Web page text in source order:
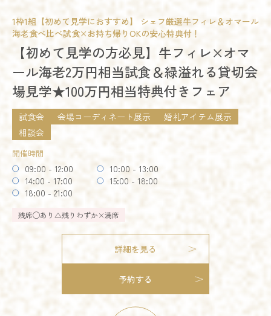
模擬挙式 模擬披露宴
試食会
会場コーディネート展示
婚礼アイテム展示
相談会
お得なご来館特典プレゼント
開催時間
09:00 - 12:00
10:00 - 13:00
14:00 - 17:00
15:00 - 16:00
18:00 - 21:00
残席◯あり
詳細を見る
予約する
1枠1組【初めて見学におすすめ】 シェフ厳選牛フィレ＆オマール
海老食べ比べ試食×お持ち帰りOKの安心特典付！
【初めて見学の方必見】牛フィレ×オマ
ール海老2万円相当試食＆緑溢れる貸切会
場見学★100万円相当特典付きフェア
試食会 会場コーディネート展示
婚礼アイテム展示
相談会
開催時間
09:00 - 12:00
10:00 - 13:00
14:00 - 17:00
15:00 - 18:00
18:00 - 21:00
残席◯あり △残りわずか×満席
詳細を見る
予約する